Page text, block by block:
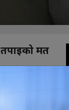
तपाइको मत
नयाँ बन्ने राष्ट्रिय
कस्तो अपेक्षा